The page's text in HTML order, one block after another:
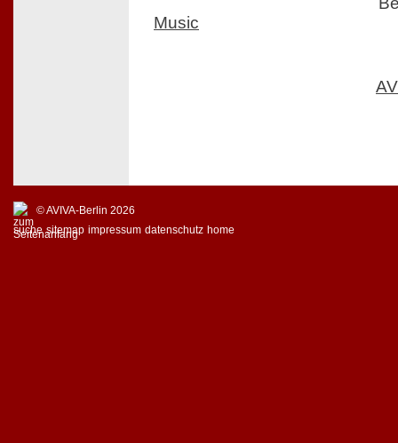
Music
© AVIVA-Berlin 2026
suche sitemap impressum datenschutz home